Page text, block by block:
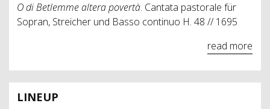
O di Betlemme altera povertà. Cantata pastorale für
Sopran, Streicher und Basso continuo H. 48 // 1695
read more
LINEUP